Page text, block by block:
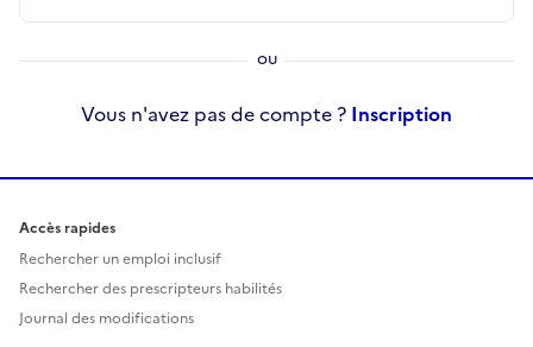
Vous n'avez pas de compte ? Inscription
Accès rapides
Rechercher un emploi inclusif
Rechercher des prescripteurs habilités
Journal des modifications